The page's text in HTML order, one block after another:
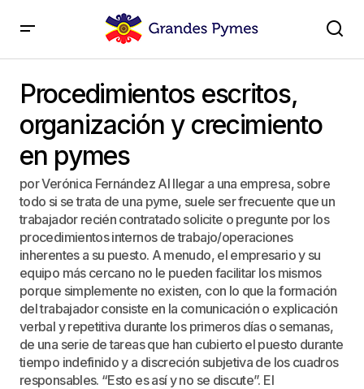
Procedimientos escritos,
organización y crecimiento
en pymes
por Verónica Fernández Al llegar a una empresa, sobre
todo si se trata de una pyme, suele ser frecuente que un
trabajador recién contratado solicite o pregunte por los
procedimientos internos de trabajo/operaciones
inherentes a su puesto. A menudo, el empresario y su
equipo más cercano no le pueden facilitar los mismos
porque simplemente no existen, con lo que la formación
del trabajador consiste en la comunicación o explicación
verbal y repetitiva durante los primeros días o semanas,
de una serie de tareas que han cubierto el puesto durante
tiempo indefinido y a discreción subjetiva de los cuadros
responsables. “Esto es así y no se discute”. El